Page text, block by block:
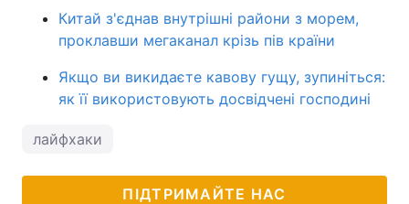
Китай з'єднав внутрішні райони з морем,
проклавши мегаканал крізь пів країни
Якщо ви викидаєте кавову гущу, зупиніться:
як її використовують досвідчені господині
лайфхаки
ПІДТРИМАЙТЕ НАС